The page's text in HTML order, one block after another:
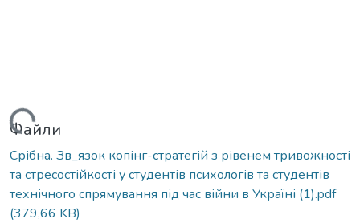
Файли
Срібна. Зв_язок копінг-стратегій з рівенем тривожності
та стресостійкості у студентів психологів та студентів
технічного спрямування під час війни в Україні (1).pdf
(379,66 KB)